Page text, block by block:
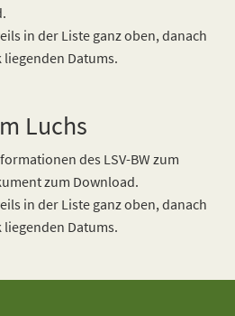
in der Liste ganz oben, danach
Datums.
Luchs
des LSV-BW zum
zum Download.
in der Liste ganz oben, danach
Datums.